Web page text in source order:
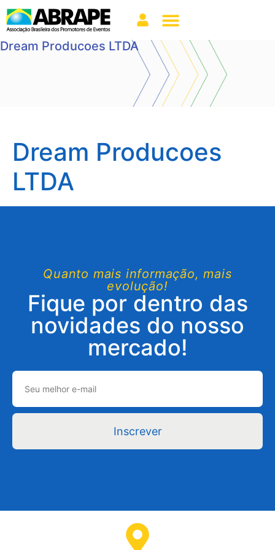
Dream Producoes LTDA
Dream Producoes
LTDA
Quanto mais informação, mais
evolução!
Fique por dentro das
novidades do nosso
mercado!
Inscrever